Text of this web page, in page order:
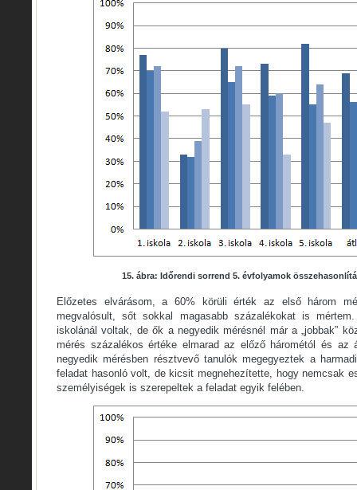
15. ábra: Időrendi sorrend 5. évfolyamok
Előzetes elvárásom, a 60% körüli érték az első három
megvalósult, sőt sokkal magasabb százalékokat is
iskolánál voltak, de ők a negyedik mérésnél már a „jobbak”
mérés százalékos értéke elmarad az előző hárométól és az
negyedik mérésben résztvevő tanulók megegyeztek a
feladat hasonló volt, de kicsit megnehezítette, hogy nemcsak
személyiségek is szerepeltek a feladat egyik felében.